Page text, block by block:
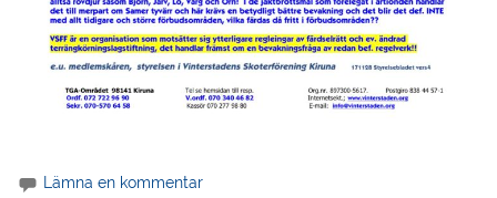
Lämna en kommentar